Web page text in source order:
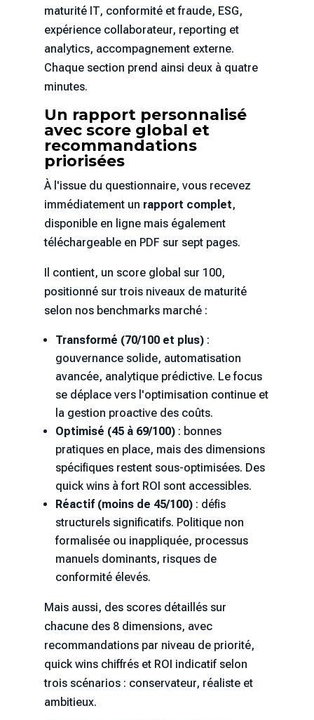
maturité IT, conformité et fraude, ESG,
expérience collaborateur, reporting et
analytics, accompagnement externe.
Chaque section prend ainsi deux à quatre
minutes.
Un rapport personnalisé
avec score global et
recommandations
priorisées
À l'issue du questionnaire, vous recevez
immédiatement un rapport complet,
disponible en ligne mais également
téléchargeable en PDF sur sept pages.
Il contient, un score global sur 100,
positionné sur trois niveaux de maturité
selon nos benchmarks marché :
Transformé (70/100 et plus):
gouvernance solide, automatisation
avancée, analytique prédictive. Le focus
se déplace vers l'optimisation continue et
la gestion proactive des coûts.
Optimisé (45 à 69/100): bonnes
pratiques en place, mais des dimensions
spécifiques restent sous-optimisées. Des
quick wins à fort ROI sont accessibles.
Réactif (moins de 45/100): défis
structurels significatifs. Politique non
formalisée ou inappliquée, processus
manuels dominants, risques de
conformité élevés.
Mais aussi, des scores détaillés sur
chacune des 8 dimensions, avec
recommandations par niveau de priorité,
quick wins chiffrés et ROI indicatif selon
trois scénarios : conservateur, réaliste et
ambitieux.